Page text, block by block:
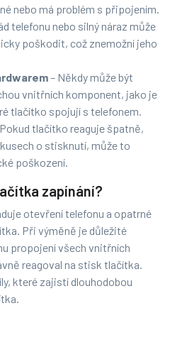
nebo má problém s připojením.
telefonu nebo silný náraz může
poškodit, což znemožní jeho
– Někdy může být
vnitřních komponent, jako je
tlačítko spojují s telefonem.
tlačítko reaguje špatně,
o stisknutí, může to
poškození.
zapínání?
otevření telefonu a opatrné
Při výměně je důležité
propojení všech vnitřních
reagoval na stisk tlačítka.
které zajistí dlouhodobou